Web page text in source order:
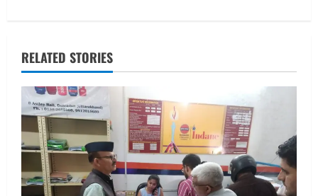
a
v
i
g
a
RELATED STORIES